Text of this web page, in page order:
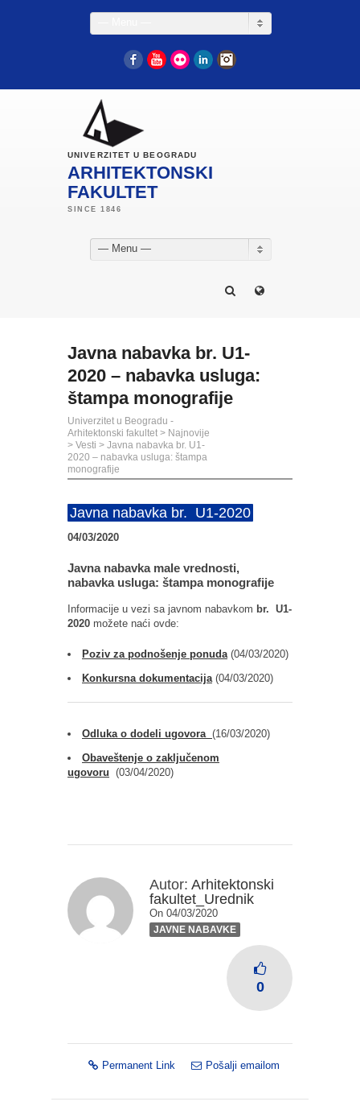
FacebookYouTube
Flickr LinkedIn
UNIVERZITET U BEOGRADU
ARHITEKTONSKI
FAKULTET
— Menu —
Javna nabavka br. U1-
2020 – nabavka usluga:
štampa monografije
Univerzitet u Beogradu -
Arhitektonski fakultet > Najnovije
> Vesti > Javna nabavka br. U1-
2020 – nabavka usluga: štampa
monografije
Javna nabavka br. U1-2020
04/03/2020
Javna nabavka male vrednosti,
nabavka usluga: štampa monografije
Informacije u vezi sa javnom nabavkom br. U1-
2020 možete naći ovde:
Poziv za podnošenje ponuda(04/03/2020)
Konkursna dokumentacija(04/03/2020)
Odluka o dodeli ugovora (16/03/2020)
Obaveštenje o zaključenom
ugovoru (03/04/2020)
Autor: Arhitektonski
fakultet_Urednik
On 04/03/2020
JAVNE NABAVKE
0
Permanent Link Pošalji emailom